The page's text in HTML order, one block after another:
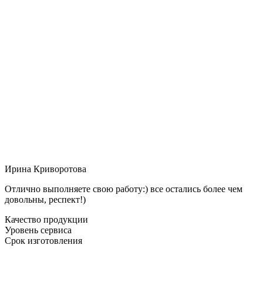
Ирина Криворотова
Отлично выполняете свою работу:) все остались более чем
довольны, респект!)
Качество продукции
Уровень сервиса
Срок изготовления